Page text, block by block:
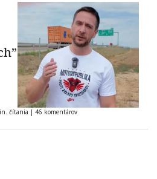
čítania | 46 komentárov